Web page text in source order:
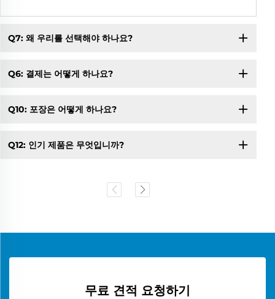
Q7: 왜 우리를 선택해야 하나요?
Q6: 결제는 어떻게 하나요?
Q10: 포장은 어떻게 하나요?
Q12: 인기 제품은 무엇입니까?
무료 견적 요청하기